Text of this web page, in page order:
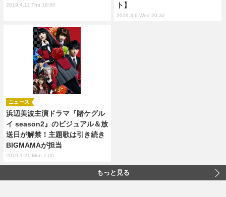
2019.4.11 Thu 16:00
ト】
2019.3.6 Wed 20:32
浜辺美波主演ドラマ『賭ケグル
イ season2』のビジュアル＆放
送日が解禁！主題歌は引き続き
BIGMAMAが担当
ニュース
2019.1.21 Mon 7:00
もっと見る